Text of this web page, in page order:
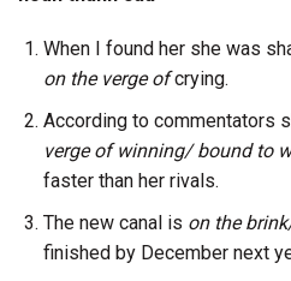
When I found her she was
on the verge ofcrying.
According to commentators
verge of winning/ bound to
faster than her rivals.
The new canal is on the
finished by December next